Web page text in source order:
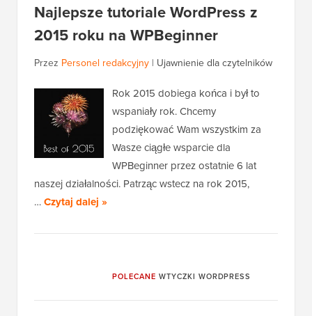
Najlepsze tutoriale WordPress z
2015 roku na WPBeginner
Przez Personel redakcyjny | Ujawnienie dla czytelników
Rok 2015 dobiega końca i był to
wspaniały rok. Chcemy
podziękować Wam wszystkim za
Wasze ciągłe wsparcie dla
WPBeginner przez ostatnie 6 lat
naszej działalności. Patrząc wstecz na rok 2015,
…Czytaj dalej »
POLECANE WTYCZKI WORDPRESS